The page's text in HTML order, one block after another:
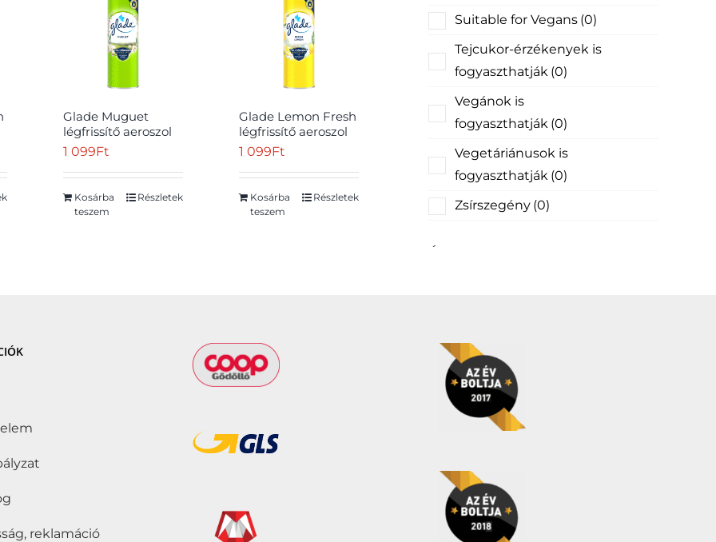
Glade Muguet
légfrissítő aeroszol
300 ml
1 099Ft
Kosárba
teszem
Részletek
Glade Lemon Fresh
légfrissítő aeroszol
300 ml
1 099Ft
Kosárba
teszem
Részletek
Suitable for Vegans (0)
Tejcukor-érzékenyek is
fogyaszthatják (0)
Vegánok is
fogyaszthatják (0)
Vegetáriánusok is
fogyaszthatják (0)
Zsírszegény (0)
reklamáció